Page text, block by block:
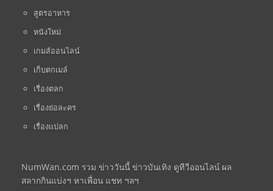
สูตรอาหาร
หนังใหม่
เกมส์ออนไลน์
เก็บตกเมล์
เรื่องตลก
เรื่องย่อละคร
เรื่องแปลก
NumWan.com รวม ข่าววันนี้ ข่าวบันเทิง ดูทีวีออนไลน์ ผล
สลากกินแบ่งฯ หาเพื่อน แชท ฯลฯ